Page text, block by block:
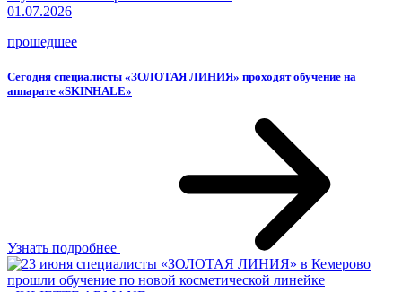
01.07.2026
прошедшее
Сегодня специалисты «ЗОЛОТАЯ ЛИНИЯ» проходят обучение на
аппарате «SKINHALE»
Узнать подробнее